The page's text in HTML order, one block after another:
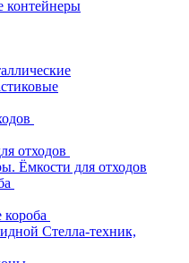
контейнеры
отходов
Ёмкости для отходов
Стелла-техник,